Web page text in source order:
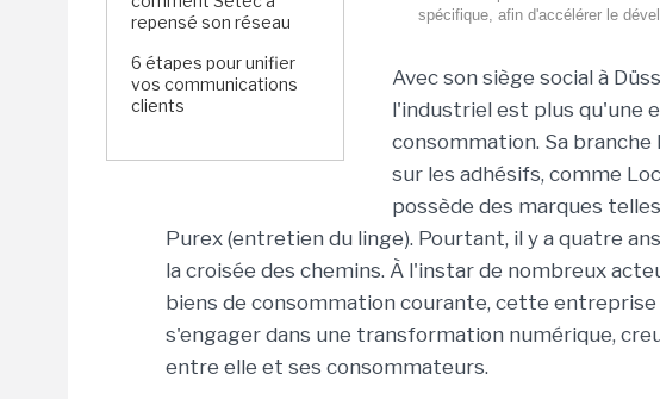
repensé son réseau
6 étapes pour unifier
vos communications
clients
spécifique, afin d'accélérer le
Avec son siège social à
l'industriel est plus qu'une
consommation. Sa
sur les adhésifs, comme
possède des marques
Purex (entretien du linge). Pourtant, il y a quatre
la croisée des chemins. À l'instar de nombreux
biens de consommation courante, cette
s'engager dans une transformation numérique,
entre elle et ses consommateurs.